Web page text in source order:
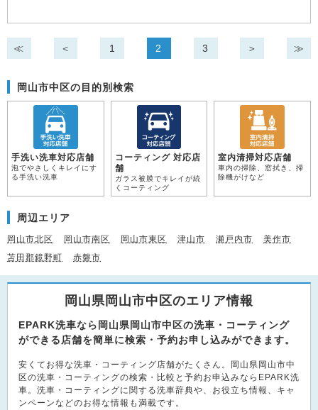
≪ ＜ 1 2 3 ＞ ≫
岡山市中区の目的別検索
手洗い洗車対応店舗
泡でやさしくキレイにす
る手洗い洗車
コーティング 対応店
舗
ガラス被膜でキレイが続
くコーティング
室内清掃対応店舗
車内の掃除、窓拭き、掃
除機がけなど
周辺エリア
岡山市北区 岡山市南区 岡山市東区 津山市 瀬戸内市
美作市
苫田郡鏡野町
赤磐市
岡山県岡山市中区のエリア情報
EPARK洗車なら岡山県岡山市中区の洗車・コーティング
ができる店舗を簡単に検索・予約お申し込みができます。
安くてお得な洗車・コーティング店舗がたくさん。岡山県岡山市中
区の洗車・コーティングの検索・比較と予約お申込みならEPARK洗
車。洗車・コーティングに関する洗車辞典や、お役立ち情報、キャ
ンペーンなどのお得な情報も満載です。